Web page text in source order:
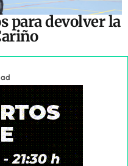
para devolver la